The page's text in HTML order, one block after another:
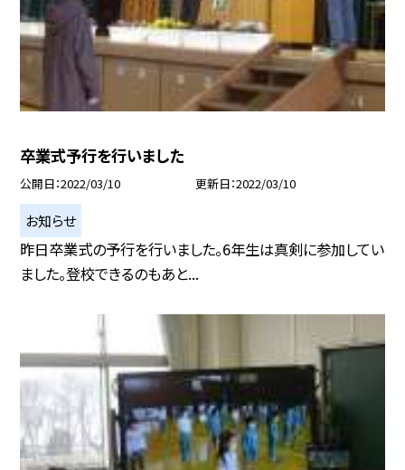
卒業式予行を行いました
公開日 2022/03/10 更新日 2022/03/10
お知らせ
昨日卒業式の予行を行いました。6年生は真剣に参加してい
ました。登校できるのもあと...